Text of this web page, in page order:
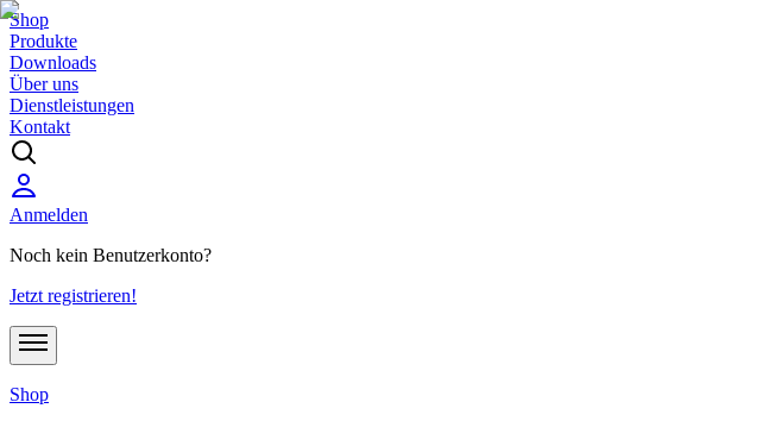
Shop
Produkte
Downloads
Über uns
Dienstleistungen
Kontakt
Anmelden
Noch kein Benutzerkonto?
Jetzt registrieren!
Shop